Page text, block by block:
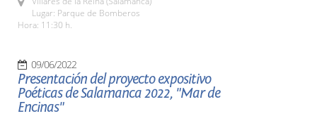
Lugar: Parque de Bomberos
Hora: 11:30 h.
09/06/2022
Presentación del proyecto expositivo
Poéticas de Salamanca 2022, "Mar de
Encinas"